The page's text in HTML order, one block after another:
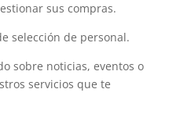
sus compras.
selección de personal.
sobre noticias, eventos o
servicios que te